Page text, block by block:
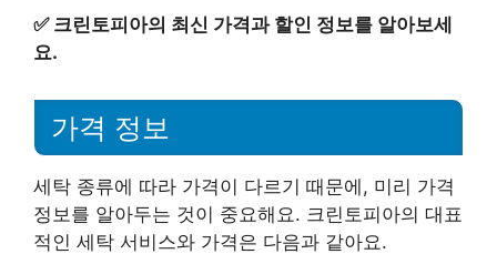
✅ 크린토피아의 최신 가격과 할인 정보를 알아보세
요.
가격 정보
세탁 종류에 따라 가격이 다르기 때문에, 미리 가격
정보를 알아두는 것이 중요해요. 크린토피아의 대표
적인 세탁 서비스와 가격은 다음과 같아요.